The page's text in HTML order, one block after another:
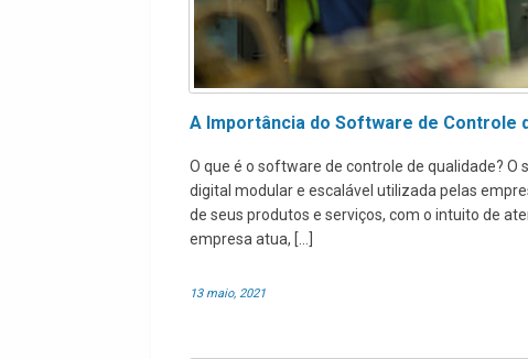
A Importância do Software de Controle
O que é o software de controle de qualidade?
digital modular e escalável utilizada pelas
de seus produtos e serviços, com o intuito de
empresa atua, […]
13 maio, 2021